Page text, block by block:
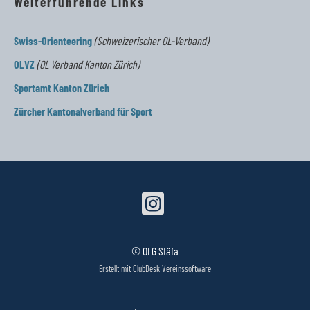
Swiss-Orienteering(Schweizerischer OL-Verband)
OLVZ(OL Verband Kanton Zürich)
Sportamt Kanton Zürich
Zürcher Kantonalverband für Sport
© OLG Stäfa
Erstellt mit ClubDesk Vereinssoftware